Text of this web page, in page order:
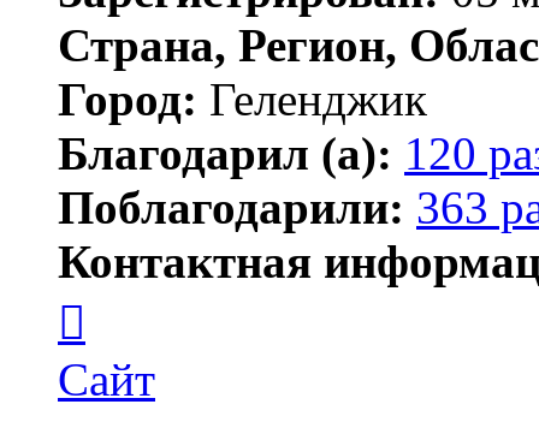
Страна, Регион,
Город: Геленджик
Благодарил (а): 120
Поблагодарили: 363
Контактная
пользователя
Тигирь
Сайт